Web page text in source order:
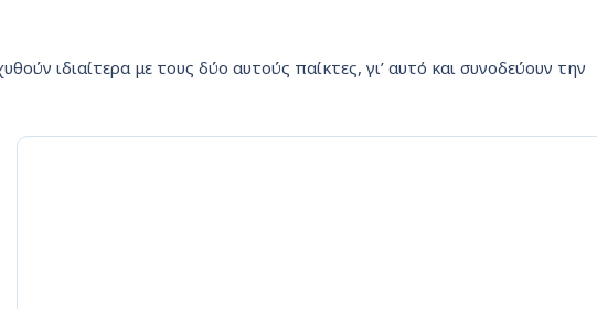
ιδιαίτερα με τους δύο αυτούς παίκτες, γι’ αυτό και συνοδεύουν την